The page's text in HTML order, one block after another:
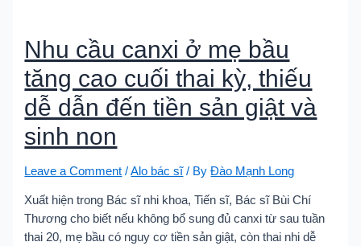
Nhu cầu canxi ở mẹ bầu
tăng cao cuối thai kỳ, thiếu
dễ dẫn đến tiền sản giật và
sinh non
Leave a Comment /Alo bác sĩ/ ByĐào Mạnh Long
Xuất hiện trong Bác sĩ nhi khoa, Tiến sĩ, Bác sĩ Bùi Chí
Thương cho biết nếu không bổ sung đủ canxi từ sau tuần
thai 20, mẹ bầu có nguy cơ tiền sản giật, còn thai nhi dễ